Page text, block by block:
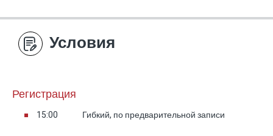
Условия
Регистрация
15:00 Гибкий, по предварительной записи